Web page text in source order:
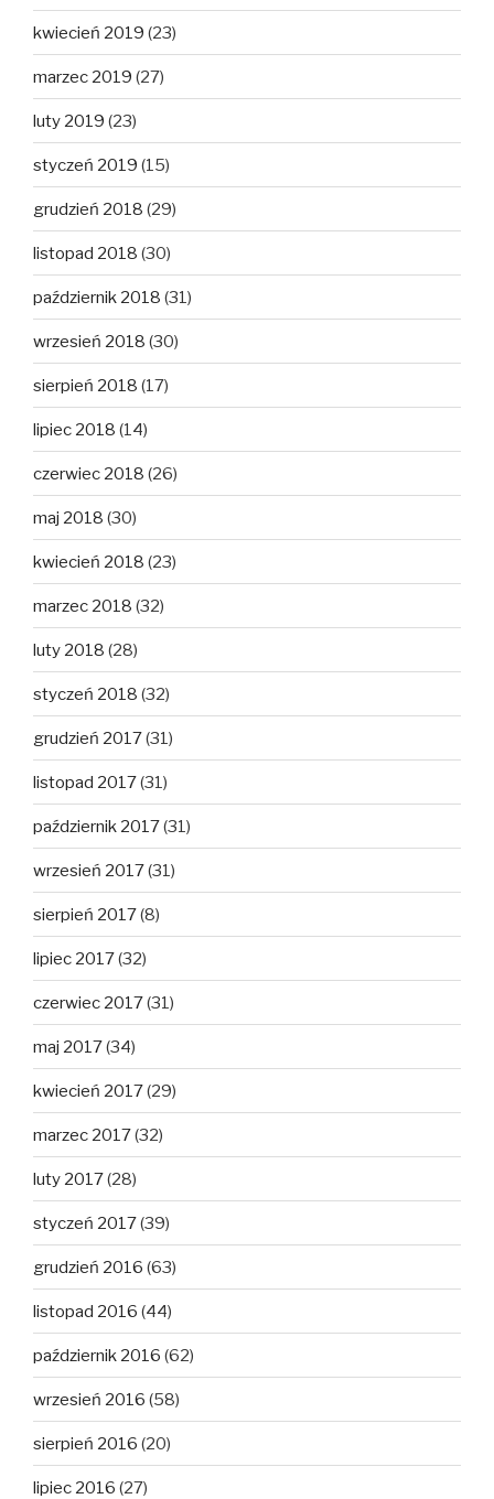
kwiecień 2019 (23)
marzec 2019 (27)
luty 2019 (23)
styczeń 2019 (15)
grudzień 2018 (29)
listopad 2018 (30)
październik 2018 (31)
wrzesień 2018 (30)
sierpień 2018 (17)
lipiec 2018 (14)
czerwiec 2018 (26)
maj 2018 (30)
kwiecień 2018 (23)
marzec 2018 (32)
luty 2018 (28)
styczeń 2018 (32)
grudzień 2017(31)
listopad 2017(31)
październik 2017(31)
wrzesień 2017(31)
sierpień 2017(8)
lipiec 2017(32)
czerwiec 2017(31)
maj 2017(34)
kwiecień 2017(29)
marzec 2017(32)
luty 2017(28)
styczeń 2017(39)
grudzień 2016 (63)
listopad 2016 (44)
październik 2016 (62)
wrzesień 2016 (58)
sierpień 2016 (20)
lipiec 2016 (27)